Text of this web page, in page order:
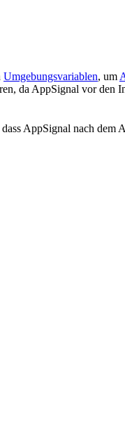
Umgebungsvariablen, um
da AppSignal vor den
AppSignal nach dem